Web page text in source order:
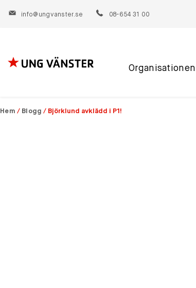
info@ungvanster.se 08-654 31 00
Hoppa
Organisationen
Hem / Blogg / Björklund avklädd i P1!